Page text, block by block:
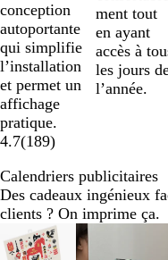
conception
autoportante
qui simplifie
l’installation
et permet un
affichage
pratique.
4.7(189)
ment tout
en ayant
accès à
les jours
l’année.
Calendriers publicitaires
Des cadeaux ingénieux
clients ? On imprime ça.
Diapositives
1